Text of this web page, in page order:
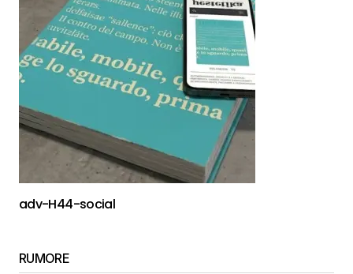
adv-H44-social
RUMORE